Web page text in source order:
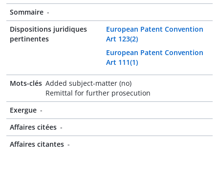
Sommaire -
Dispositions juridiques
pertinentes
European Patent Convention
Art 123(2)
European Patent Convention
Art 111(1)
Mots-clés Added subject-matter (no)
Remittal for further prosecution
Exergue -
Affaires citées -
Affaires citantes -